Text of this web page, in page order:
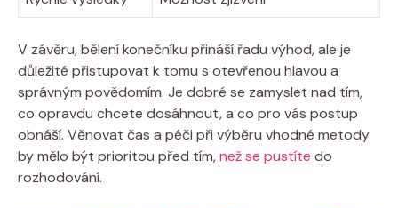
V závěru, bělení konečníku přináší řadu výhod, ale je
důležité přistupovat k tomu s otevřenou hlavou a
správným povědomím. Je dobré se zamyslet nad tím,
co opravdu chcete dosáhnout, a co pro vás postup
obnáší. Věnovat čas a péči při výběru vhodné metody
by mělo být prioritou před tím,než se pustíte do
rozhodování.